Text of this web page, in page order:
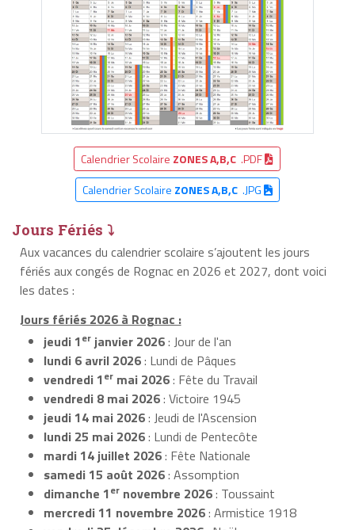
Calendrier Scolaire ZONES A,B,C .PDF
Calendrier Scolaire ZONES A,B,C.JPG
Jours Fériés ⤵
Aux vacances du calendrier scolaire s’ajoutent les jours
fériés aux congés de Rognac en 2026 et 2027, dont voici
les dates :
Jours fériés 2026 à Rognac :
jeudi 1er janvier 2026: Jour de l'an
lundi 6 avril 2026: Lundi de Pâques
vendredi 1er mai 2026: Fête du Travail
vendredi 8 mai 2026: Victoire 1945
jeudi 14 mai 2026: Jeudi de l'Ascension
lundi 25 mai 2026: Lundi de Pentecôte
mardi 14 juillet 2026: Fête Nationale
samedi 15 août 2026: Assomption
dimanche 1er novembre 2026: Toussaint
mercredi 11 novembre 2026: Armistice 1918